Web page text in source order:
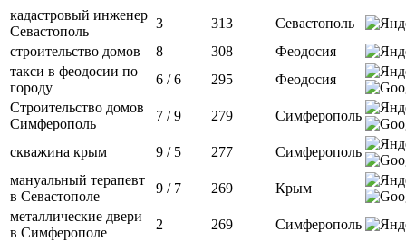
кадастровый инженер
Севастополь
3 313
Севастополь
строительство домов
8 308
Феодосия
такси в феодосии по
городу
6 / 6 295
Феодосия
Строительство домов
Симферополь
7 / 9 279 Симферополь
скважина крым 9 / 5 277
Симферополь
мануальный терапевт
в Севастополе
9 / 7 269
Крым
металлические двери
в Симферополе
2 269
Симферополь